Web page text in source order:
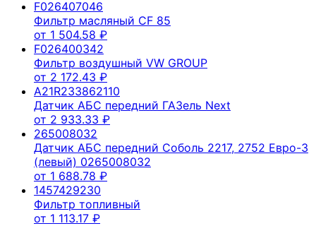
F026407046
Фильтр масляный CF 85
от 1 504.58 ₽
F026400342
Фильтр воздушный VW GROUP
от 2 172.43 ₽
A21R233862110
Датчик АБС передний ГАЗель Next
от 2 933.33 ₽
265008032
Датчик АБС передний Соболь 2217, 2752 Евро-3
(левый) 0265008032
от 1 688.78 ₽
1457429230
Фильтр топливный
от 1 113.17 ₽